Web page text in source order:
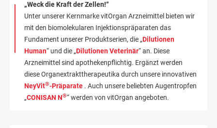
„Weck die Kraft der Zellen!“
Unter unserer Kernmarke vitOrgan Arzneimittel bieten wir
mit den biomolekularen Injektionspräparaten das
Fundament unserer Produktserien, die „Dilutionen
Human“ und die „Dilutionen Veterinär“ an. Diese
Arzneimittel sind apothekenpflichtig. Ergänzt werden
diese Organextrakttherapeutika durch unsere innovativen
NeyVit®-Präparate . Auch unsere beliebten Augentropfen
„CONISAN N®“ werden von vitOrgan angeboten.